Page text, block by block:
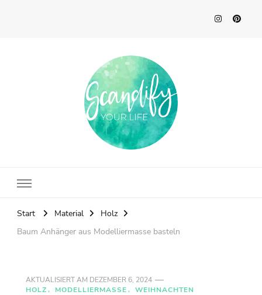
Start Material
Holz
Baum Anhänger aus Modelliermasse basteln
AKTUALISIERT AM DEZEMBER 6, 2024
HOLZ
MODELLIERMASSE WEIHNACHTEN